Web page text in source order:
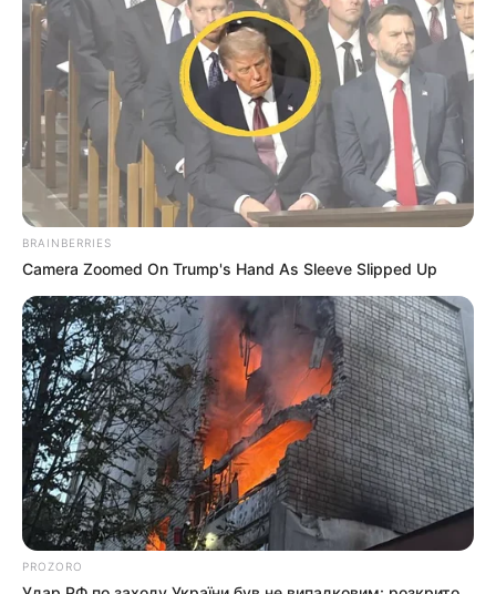
BRAINBERRIES
Camera Zoomed On Trump's Hand As Sleeve Slipped Up
PROZORO